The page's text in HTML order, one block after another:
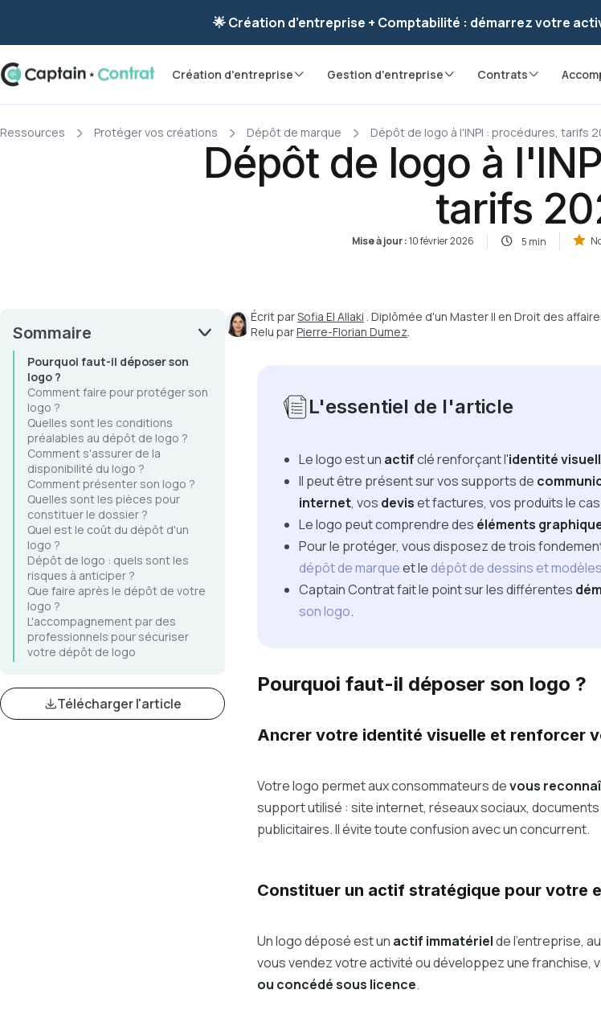
Ravis de vous revoir ! Votre démarchea été
🌟 Création d’entreprise + Comptabilité : démarrez votre
Création d'entreprise Gestion d'entreprise Contrats
Ressources Protéger vos créations Dépôt de marque Dépôt de logo à l'INPI : procédures, tarifs
Dépôt de logo à
tarifs
Mise à jour :10 février 2026 5 min
Sommaire
Pourquoi faut-il déposer son
logo ?
Comment faire pour protéger son
logo ?
Quelles sont les conditions
préalables au dépôt de logo ?
Comment s'assurer de la
disponibilité du logo ?
Comment présenter son logo ?
Quelles sont les pièces pour
constituer le dossier ?
Quel est le coût du dépôt d'un
logo ?
Dépôt de logo : quels sont les
risques à anticiper ?
Que faire après le dépôt de votre
logo ?
L'accompagnement par des
professionnels pour sécuriser
votre dépôt de logo
Télécharger l'article
Écrit parSofia El Allaki . Diplômée d'un Master II en Droit des
Relu parPierre-Florian Dumez.
L'essentiel de l'article
Le logo est un actifclé renforçant l'identité
Il peut être présent sur vos supports de
internet, vos deviset factures, vos produits le
Le logo peut comprendre des éléments
Pour le protéger, vous disposez de trois
dépôt de marqueet le dépôt de dessins et modèles
Captain Contrat fait le point sur les différentes
son logo.
Pourquoi faut-il déposer son logo ?
Ancrer votre identité visuelle et renforcer
Votre logo permet aux consommateurs devous
support utilisé : site internet, réseaux sociaux,
publicitaires. Il évite toute confusion avec un concurrent.
Constituer un actif stratégique pour votre
Un logo déposé est un actif immatérielde l’entreprise,
vous vendez votre activité ou développez une franchise,
ou concédé sous licence.